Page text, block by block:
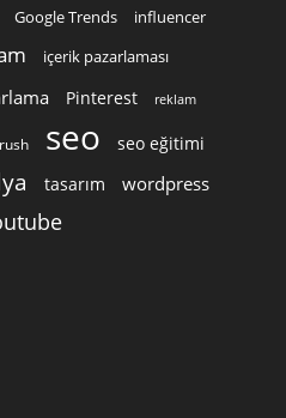
Google Trends influencer
içerik pazarlaması
Pinterest reklam
seo seo eğitimi
tasarım wordpress